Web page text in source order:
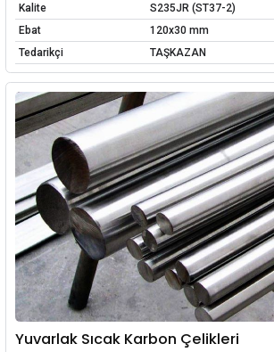
Kalite
S235JR (ST37-2)
Ebat
120x30 mm
Tedarikçi
TAŞKAZAN
Yuvarlak Sıcak Karbon Çelikleri